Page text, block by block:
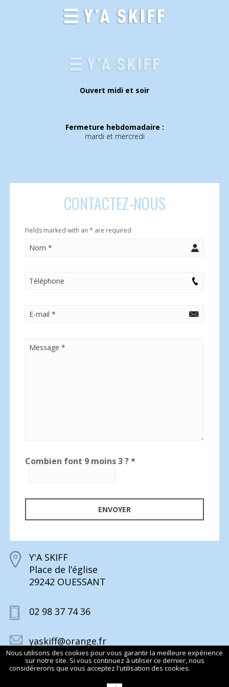
Ouvert midi et soir
Fermeture hebdomadaire :
mardi et mercredi
CONTACTEZ-NOUS
Fields marked with an* are required
Combien font 9 moins 3 ?*
Y'A SKIFF
Place de l’église
29242 OUESSANT
02 98 37 74 36
yaskiff@orange.fr
© 2015 Y’A SKIFF TOUS DROITS RÉSERVÉS
Nous utilisons des cookies pour vous garantir la meilleure expérience
sur notre site. Si vous continuez à utiliser ce dernier, nous
considérerons que vous acceptez l'utilisation des cookies.